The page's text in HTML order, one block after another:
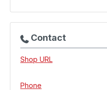
Contact
Shop URL
Phone